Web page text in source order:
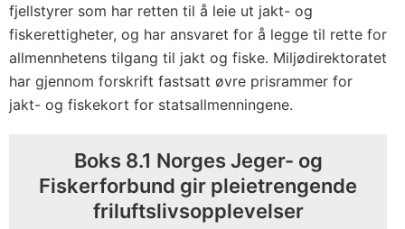
fjellstyrer som har retten til å leie ut jakt- og
fiskerettigheter, og har ansvaret for å legge til rette for
allmennhetens tilgang til jakt og fiske. Miljødirektoratet
har gjennom forskrift fastsatt øvre prisrammer for
jakt- og fiskekort for statsallmenningene.
Boks 8.1 Norges Jeger- og
Fiskerforbund gir pleietrengende
friluftslivsopplevelser